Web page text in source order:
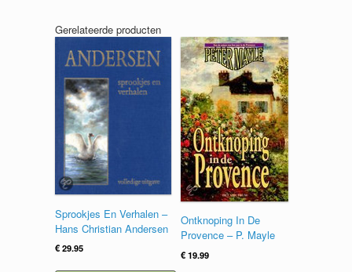
Gerelateerde producten
Sprookjes En Verhalen –
Hans Christian Andersen
€29.95
Ontknoping In De
Provence – P. Mayle
€19.99